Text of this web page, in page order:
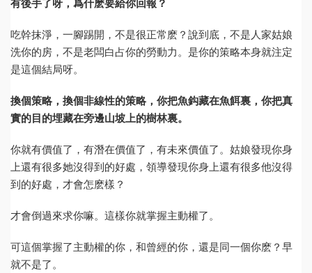
有後手了呀，爲什麽要給你回報？
吃幹抹淨，一腳踢開，不是很正常麽？說到底，不是人家姑娘
洗你的房，不是老闆白占你的勞動力。是你的策略本身就注定
是這個結局呀。
換個策略，換個非線性的策略，你把魚鈎藏在魚餌裏，你把真
實的目的埋藏在旁邊山坡上的樹林裏。
你就有價值了，有潛在價值了，有未來價值了。姑娘發現你身
上還有很多她沒得到的好處，領導發現你身上還有很多他沒得
到的好處，才會怎麽樣？
才會倒過來求你嘛。這樣你就掌握主動權了。
可這個掌握了主動權的你，和曾經的你，還是同一個你麽？早
就不是了。